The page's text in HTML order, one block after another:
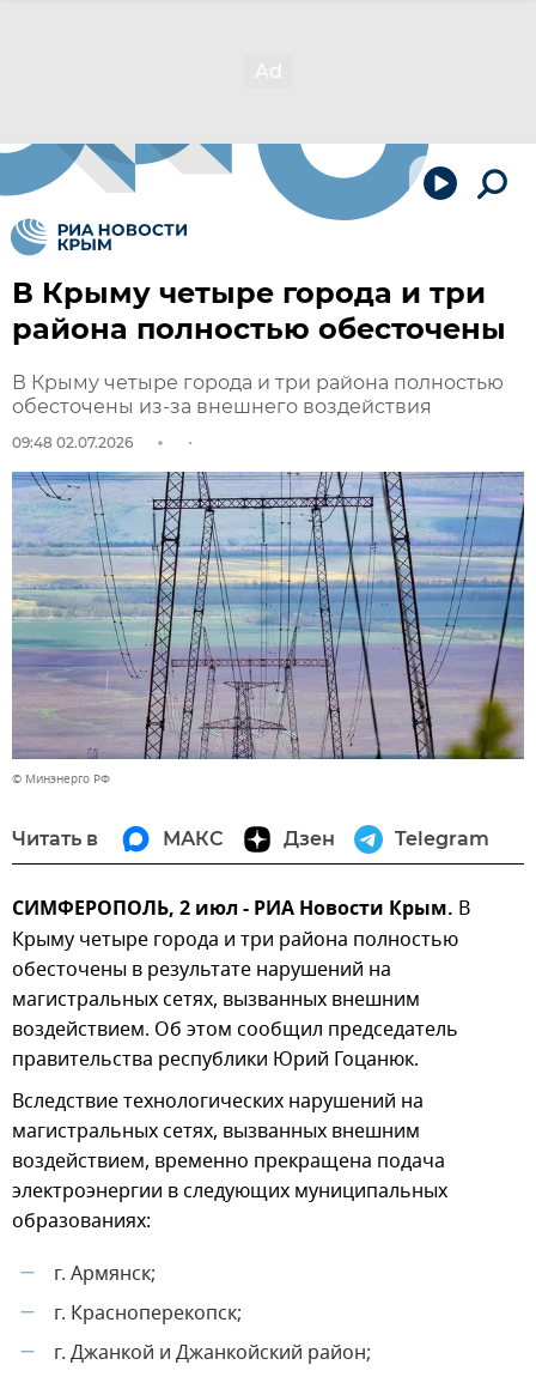
В Крыму четыре города и три
района полностью обесточены
В Крыму четыре города и три района полностью
обесточены из-за внешнего воздействия
09:48 02.07.2026
© Минэнерго РФ
Читать в МАКС Дзен Telegram
СИМФЕРОПОЛЬ, 2 июл - РИА Новости Крым. В
Крыму четыре города и три района полностью
обесточены в результате нарушений на
магистральных сетях, вызванных внешним
воздействием. Об этом сообщил председатель
правительства республики Юрий Гоцанюк.
Вследствие технологических нарушений на
магистральных сетях, вызванных внешним
воздействием, временно прекращена подача
электроэнергии в следующих муниципальных
образованиях:
— г. Армянск;
— г. Красноперекопск;
— г. Джанкой и Джанкойский район;